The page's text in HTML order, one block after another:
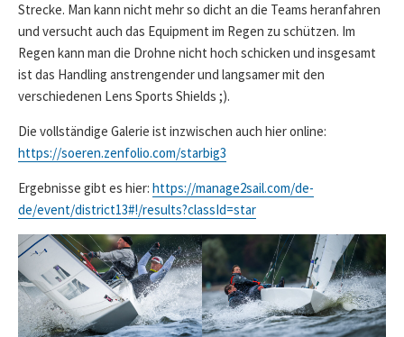
Strecke. Man kann nicht mehr so dicht an die Teams heranfahren
und versucht auch das Equipment im Regen zu schützen. Im
Regen kann man die Drohne nicht hoch schicken und insgesamt
ist das Handling anstrengender und langsamer mit den
verschiedenen Lens Sports Shields ;).
Die vollständige Galerie ist inzwischen auch hier online:
https://soeren.zenfolio.com/starbig3
Ergebnisse gibt es hier: https://manage2sail.com/de-
de/event/district13#!/results?classId=star